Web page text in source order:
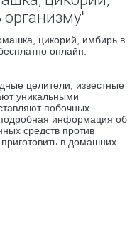
цикорий, имбирь в
онлайн.
целители, известные
уникальными
побочных
информация об
средств против
в домашних